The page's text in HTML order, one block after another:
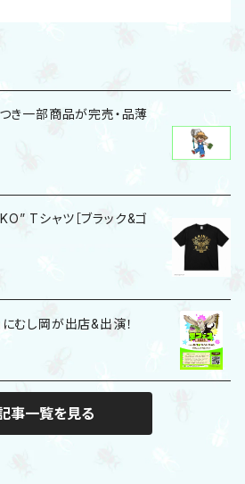
き一部商品が完売・品薄
Tシャツ［ブラック&ゴ
むし岡が出店&出演！
事一覧を見る